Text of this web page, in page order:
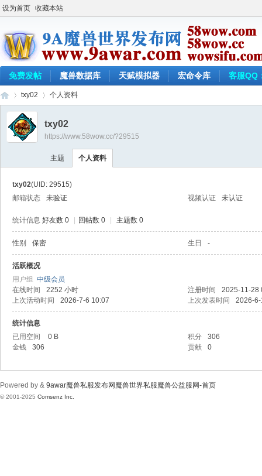
设为首页 收藏本站
免费发帖 魔兽数据库 天赋模拟器 宏命令库 客服QQ
›
txy02 个人资料
txy02
https://www.58wow.cc/?29515
主题 个人资料
txy02(UID: 29515)
邮箱状态
未验证 视频认证 未认证
统计信息 好友数 0 回帖数 0 主题数 0
性别 保密 生日 -
活跃概况
用户组 中级会员
在线时间
2252 小时 注册时间
2025-11-28
上次活动时间
2026-7-6 10:07 上次发表时间 2026-
统计信息
已用空间
0 B 积分
306
金钱
306 贡献 0
Powered by & 9awar魔兽私服发布网魔兽世界私服魔兽公益服网-首页
© 2001-2025 Comsenz Inc.